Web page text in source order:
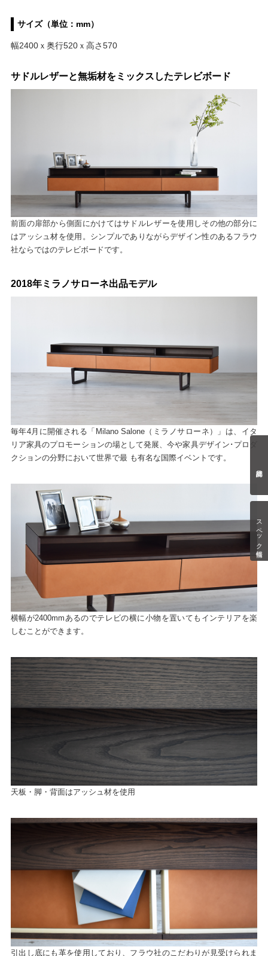
スペック情報
サイズ（単位：mm）
幅2400ｘ奥行520ｘ高さ570
サドルレザーと無垢材をミックスしたテレビボード
前面の扉部から側面にかけてはサドルレザーを使用しその他の部分に
はアッシュ材を使用。シンプルでありながらデザイン性のあるフラウ
社ならではのテレビボードです。
2018年ミラノサローネ出品モデル
毎年4月に開催される「Milano Salone（ミラノサローネ）」は、イタ
リア家具のプロモーションの場として発展、今や家具デザイン･プロダ
クションの分野において世界で最 も有名な国際イベントです。
横幅が2400mmあるのでテレビの横に小物を置いてもインテリアを楽
しむことができます。
天板・脚・背面はアッシュ材を使用
引出し底にも革を使用しており、フラウ社のこだわりが見受けられま